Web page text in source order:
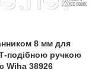
8 мм для
подібною ручкою
Wiha 38926